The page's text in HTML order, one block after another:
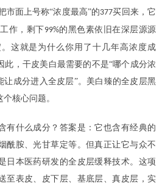
市面上号称“浓度最高”的377买回来，它
作，剩下99%的黑色素依旧在深层源源
这就是为什么你用了十几年高浓度成
此，干皮美白最需要的不是“哪个成分浓
让成分进入全皮层”。美白臻的全皮层黑
核心问题。
什么成分？答案是：它也含有经典的
酰胺、光甘草定等。但真正让它与众不
日本医药研发的全皮层缓释技术。这项
至表皮、皮下层、基底层、真皮层，实